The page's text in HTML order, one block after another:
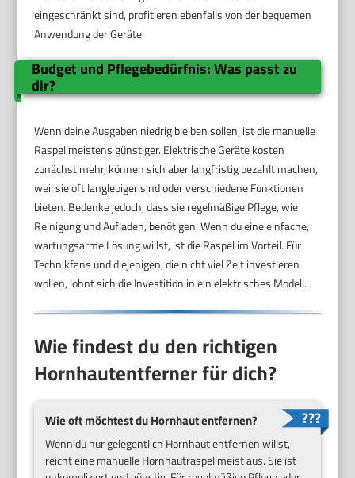
eingeschränkt sind, profitieren ebenfalls von der bequemen
Anwendung der Geräte.
Budget und Pflegebedürfnis: Was passt zu
dir?
Wenn deine Ausgaben niedrig bleiben sollen, ist die manuelle
Raspel meistens günstiger. Elektrische Geräte kosten
zunächst mehr, können sich aber langfristig bezahlt machen,
weil sie oft langlebiger sind oder verschiedene Funktionen
bieten. Bedenke jedoch, dass sie regelmäßige Pflege, wie
Reinigung und Aufladen, benötigen. Wenn du eine einfache,
wartungsarme Lösung willst, ist die Raspel im Vorteil. Für
Technikfans und diejenigen, die nicht viel Zeit investieren
wollen, lohnt sich die Investition in ein elektrisches Modell.
Wie findest du den richtigen
Hornhautentferner für dich?
Wie oft möchtest du Hornhaut entfernen?
Wenn du nur gelegentlich Hornhaut entfernen willst,
reicht eine manuelle Hornhautraspel meist aus. Sie ist